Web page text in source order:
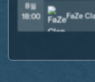
8월
18:00
FaZe